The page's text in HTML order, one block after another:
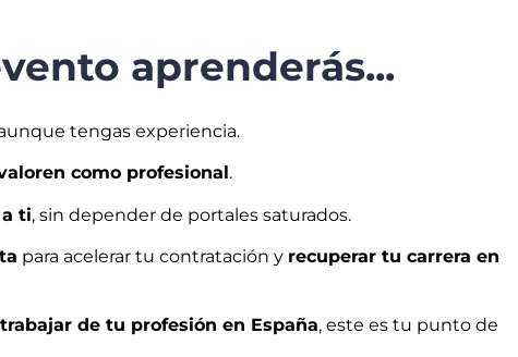
aprenderás...
tengas experiencia.
como profesional.
ti, sin depender de portales saturados.
para acelerar tu contratación y recuperar tu carrera en
trabajar de tu profesión en España, este es tu punto de